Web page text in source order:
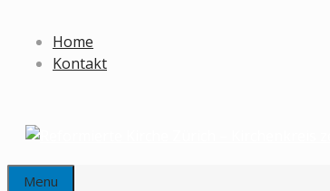
Inhalt
Home
Kontakt
Menu